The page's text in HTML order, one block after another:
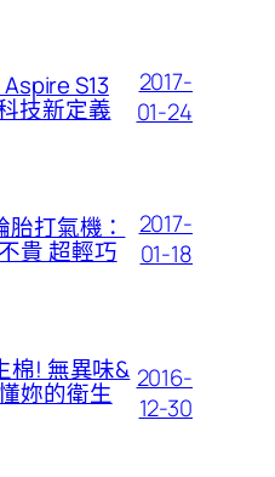
S13
技新定義
2017-
01-24
打氣機：
貴 超輕巧
2017-
01-18
棉! 無異味&
妳的衛生
2016-
12-30